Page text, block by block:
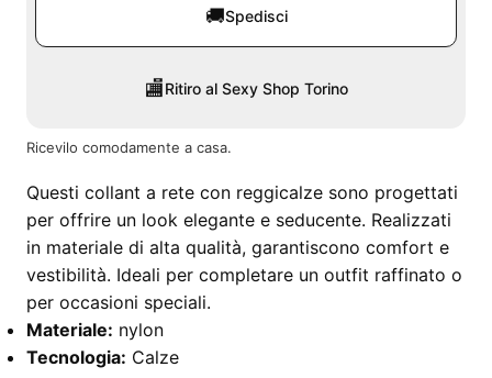
🚚Spedisci
🏬Ritiro al Sexy Shop Torino
Ricevilo comodamente a casa.
Questi collant a rete con reggicalze sono progettati
per offrire un look elegante e seducente. Realizzati
in materiale di alta qualità, garantiscono comfort e
vestibilità. Ideali per completare un outfit raffinato o
per occasioni speciali.
Materiale: nylon
Tecnologia: Calze